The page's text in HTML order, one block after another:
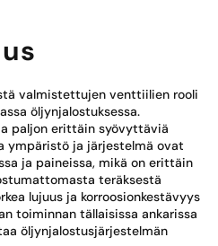
valmistettujen venttiilien rooli
öljynjalostuksessa.
paljon erittäin syövyttäviä
ympäristö ja järjestelmä ovat
ja paineissa, mikä on erittäin
teräksestä
lujuus ja korroosionkestävyys
toiminnan tällaisissa ankarissa
öljynjalostusjärjestelmän